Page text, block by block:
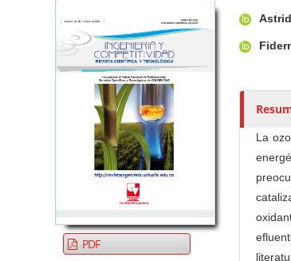
Barra lateral del artículo
PDF
u
t
La